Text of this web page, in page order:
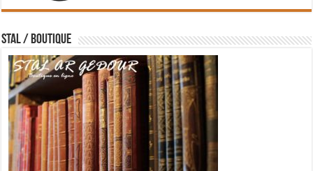
STAL / BOUTIQUE